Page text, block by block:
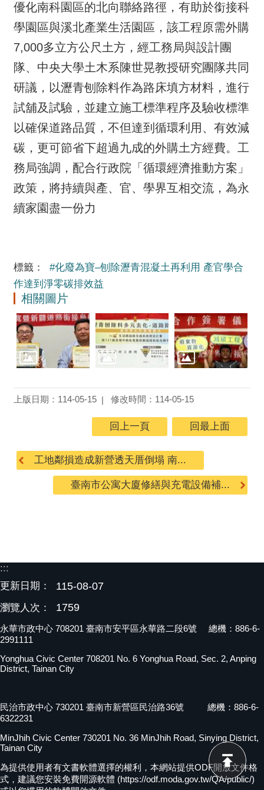
優化南科園區的北向聯絡路徑，有助於銜接科
學園區與溪北產業生活園區，該工程原需外購
7,000多立方公尺土方，經工務局與設計團
隊、中央大學土木系陳世晃教授研究團隊共同
研議，以瀝青刨除料作為路床填方材料，進行
試舖及試驗，並建立施工標準程序及驗收標準
以確保道路品質，不但達到循環利用、有效減
碳，更可節省下超過九成的外購土方經費。工
務局強調，配合行政院「循環經濟推動方案」
政策，將持續與產、官、學界互相交流，為永
續家園盡一份力
標籤：
#化廢為寶–刨除瀝青混凝土再利用 產官學合
作達到淨零碳排效益
相關圖片
上版日期：114-05-15 修改時間：114-05-15
回上一頁 回最上面
工地鄰損造成新營透天厝倒塌 南...
臺南市公寓大廈修繕與充電設備補...
:::
更新日期：
115-08-07
瀏覽人次： 1759
永華市政中心 708201 臺南市安平區永華路二段6號 總機：886-6-
2991111
Yonghua Civic Center 708201 No. 6 Yonghua Road, Sec. 2, Anping
District, Tainan City
民治市政中心 730201 臺南市新營區民治路36號 總機：886-6-
6322231
MinJhih Civic Center 730201 No. 36 MinJhih Road, Sinying District,
Tainan City
為提供使用者有文書軟體選擇的權利，本網站提供ODF開放文件格
式，建議您安裝免費開源軟體 (https://odf.moda.gov.tw/QA/public/)